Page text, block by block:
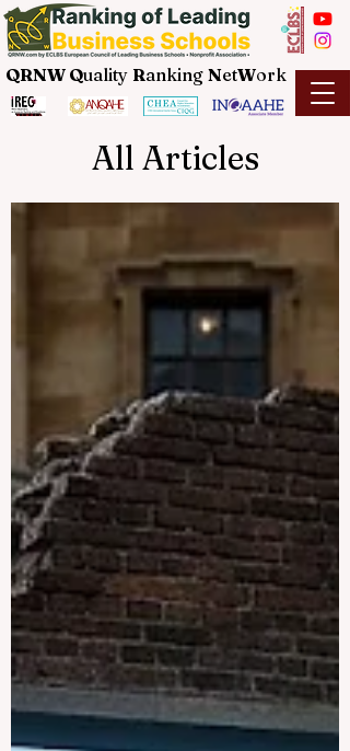
QRNW Quality Ranking NetWork
All Articles